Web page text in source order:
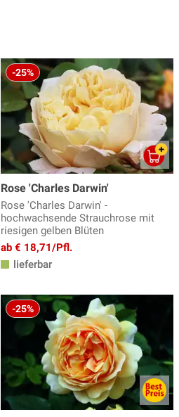
-25%
Rose 'Charles Darwin'
Rose 'Charles Darwin' -
hochwachsende Strauchrose mit
riesigen gelben Blüten
ab € 18,71/Pfl.
lieferbar
-25%